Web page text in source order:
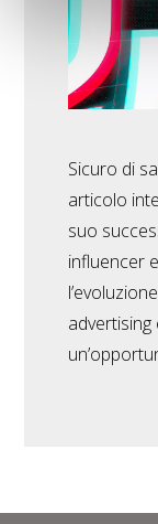
Sicuro di
articolo
suo
influencer